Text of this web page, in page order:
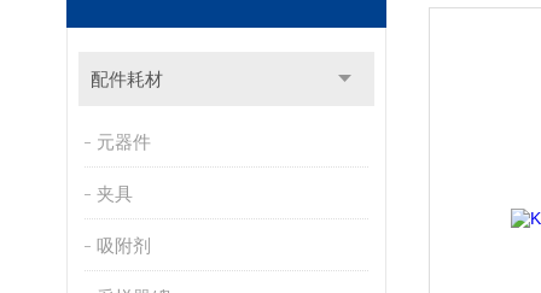
配件耗材
元器件
夹具
吸附剂